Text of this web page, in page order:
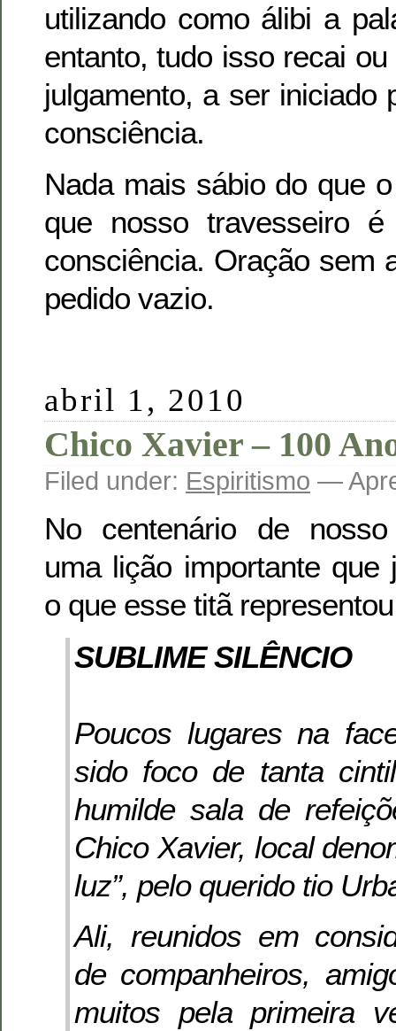
utilizando como álibi a
entanto, tudo isso recai
julgamento, a ser iniciado
consciência.
Nada mais sábio do que
que nosso travesseiro
consciência. Oração sem
pedido vazio.
abril 1, 2010
Chico Xavier – 100
Filed under: Espiritismo —
No centenário de
uma lição importante que
o que esse titã
SUBLIME SILÊNCIO
Poucos lugares na
sido foco de tanta
humilde sala de
Chico Xavier, local
luz”, pelo querido tio
Ali, reunidos em
de companheiros,
muitos pela primeira